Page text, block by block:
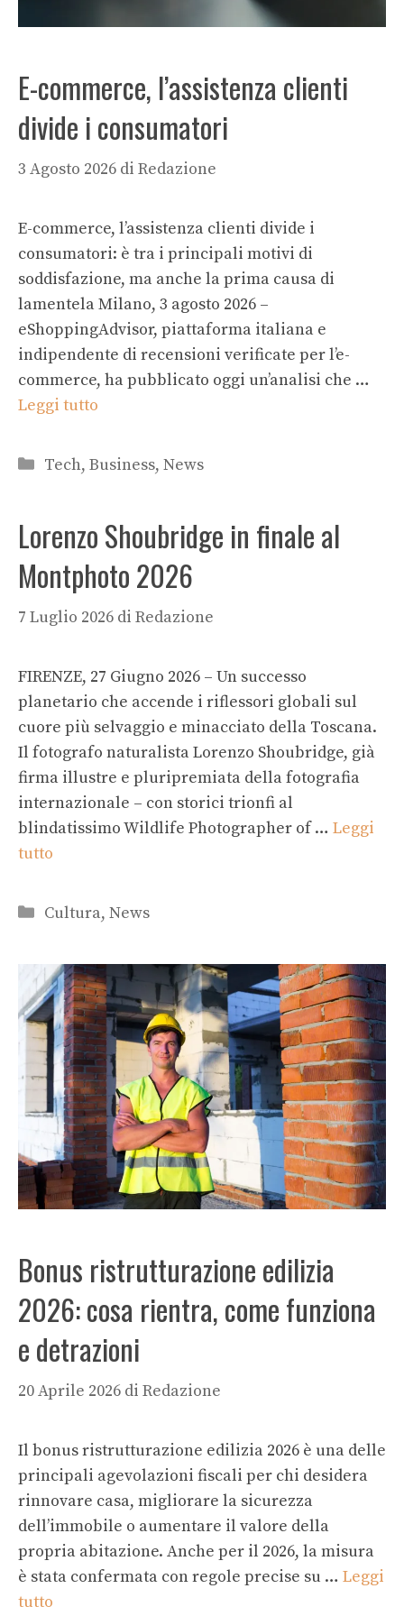
E-commerce, l’assistenza clienti
divide i consumatori
3 Agosto 2026 di Redazione
E-commerce, l’assistenza clienti divide i
consumatori: è tra i principali motivi di
soddisfazione, ma anche la prima causa di
lamentela Milano, 3 agosto 2026 –
eShoppingAdvisor, piattaforma italiana e
indipendente di recensioni verificate per l’e-
commerce, ha pubblicato oggi un’analisi che …
Leggi tutto
Categorie
Tech, Business, News
Lorenzo Shoubridge in finale al
Montphoto 2026
7 Luglio 2026 di Redazione
FIRENZE, 27 Giugno 2026 – Un successo
planetario che accende i riflessori globali sul
cuore più selvaggio e minacciato della Toscana.
Il fotografo naturalista Lorenzo Shoubridge, già
firma illustre e pluripremiata della fotografia
internazionale – con storici trionfi al
blindatissimo Wildlife Photographer of … Leggi
tutto
Categorie
Cultura, News
Bonus ristrutturazione edilizia
2026: cosa rientra, come funziona
e detrazioni
20 Aprile 2026 di Redazione
Il bonus ristrutturazione edilizia 2026 è una delle
principali agevolazioni fiscali per chi desidera
rinnovare casa, migliorare la sicurezza
dell’immobile o aumentare il valore della
propria abitazione. Anche per il 2026, la misura
è stata confermata con regole precise su … Leggi
tutto